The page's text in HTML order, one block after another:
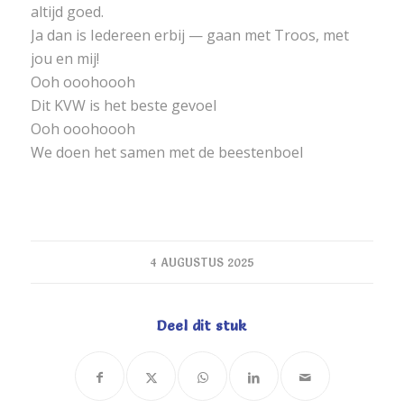
altijd goed.
Ja dan is Iedereen erbij — gaan met Troos, met
jou en mij!
Ooh ooohoooh
Dit KVW is het beste gevoel
Ooh ooohoooh
We doen het samen met de beestenboel
4 AUGUSTUS 2025
Deel dit stuk